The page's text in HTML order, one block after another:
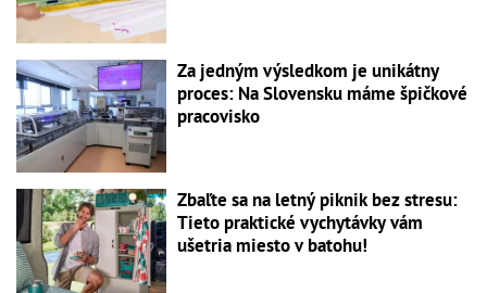
Za jedným výsledkom je unikátny
proces: Na Slovensku máme špičkové
pracovisko
Zbaľte sa na letný piknik bez stresu:
Tieto praktické vychytávky vám
ušetria miesto v batohu!